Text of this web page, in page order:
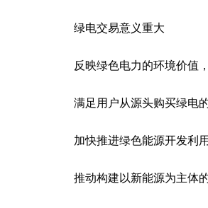
绿电交易意义重大
反映绿色电力的环境价值
满足用户从源头购买绿电
加快推进绿色能源开发利
推动构建以新能源为主体